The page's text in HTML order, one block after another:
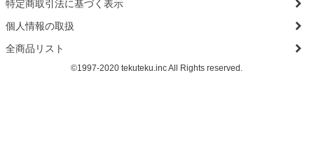
特定商取引法に基づく表示
個人情報の取扱
全商品リスト
©1997-2020 tekuteku.inc All Rights reserved.